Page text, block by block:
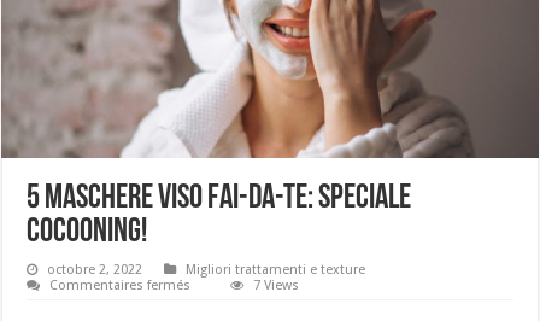
5 maschere viso fai-da-te: speciale
cocooning!
octobre 2, 2022
Migliori trattamenti e texture
Commentaires fermés
7 Views